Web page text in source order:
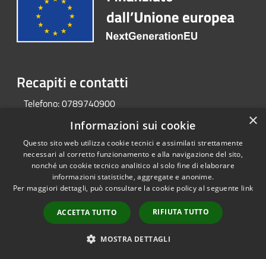
Recapiti e contatti
Telefono:0789740900
RSS
Accessibilità
Cookie
Mappa del sito
Copyright © 2026 • Portale
Opendata • Powered by
Municipium•Accesso
redazione
×
Informazioni sui cookie
Questo sito web utilizza cookie tecnici e assimilati strettamente
necessari al corretto funzionamento e alla navigazione del sito,
nonché un cookie tecnico analitico al solo fine di elaborare
informazioni statistiche, aggregate e anonime.
Per maggiori dettagli, può consultare la cookie policy al seguente link
ACCETTA TUTTO RIFIUTA TUTTO
MOSTRA DETTAGLI